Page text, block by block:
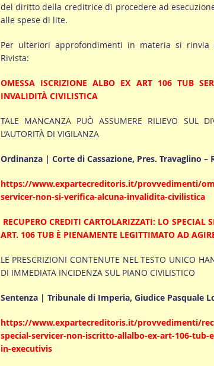
del diritto della creditrice di procedere ad
alle spese di lite.
Per ulteriori approfondimenti in materia si
Rivista:
OMESSA ISCRIZIONE ALBO EX ART 106 TUB
INVALIDITÀ CIVILISTICA
TALE MANCANZA PUÒ ASSUMERE RILIEVO SUL
L’AUTORITÀ DI VIGILANZA
Ordinanza | Corte di Cassazione, Pres. Travaglino –
https://www.expartecreditoris.it/provvedimenti/
servicer-non-si-verifica-alcuna-invalidita-civilistica
RECUPERO CREDITI CARTOLARIZZATI: LO SPECIAL
ART. 106 TUB È PIENAMENTE LEGITTIMATO AD
LE PRESCRIZIONI CONTENUTE NEL TESTO UNICO
DI IMMEDIATA INCIDENZA SUL PIANO CIVILISTICO
Sentenza | Tribunale di Imperia, Giudice Pasquale
https://www.expartecreditoris.it/provvedimenti/
special-servicer-non-iscritto-allalbo-ex-art-106-
in-executivis